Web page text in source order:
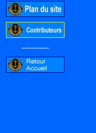
-----------